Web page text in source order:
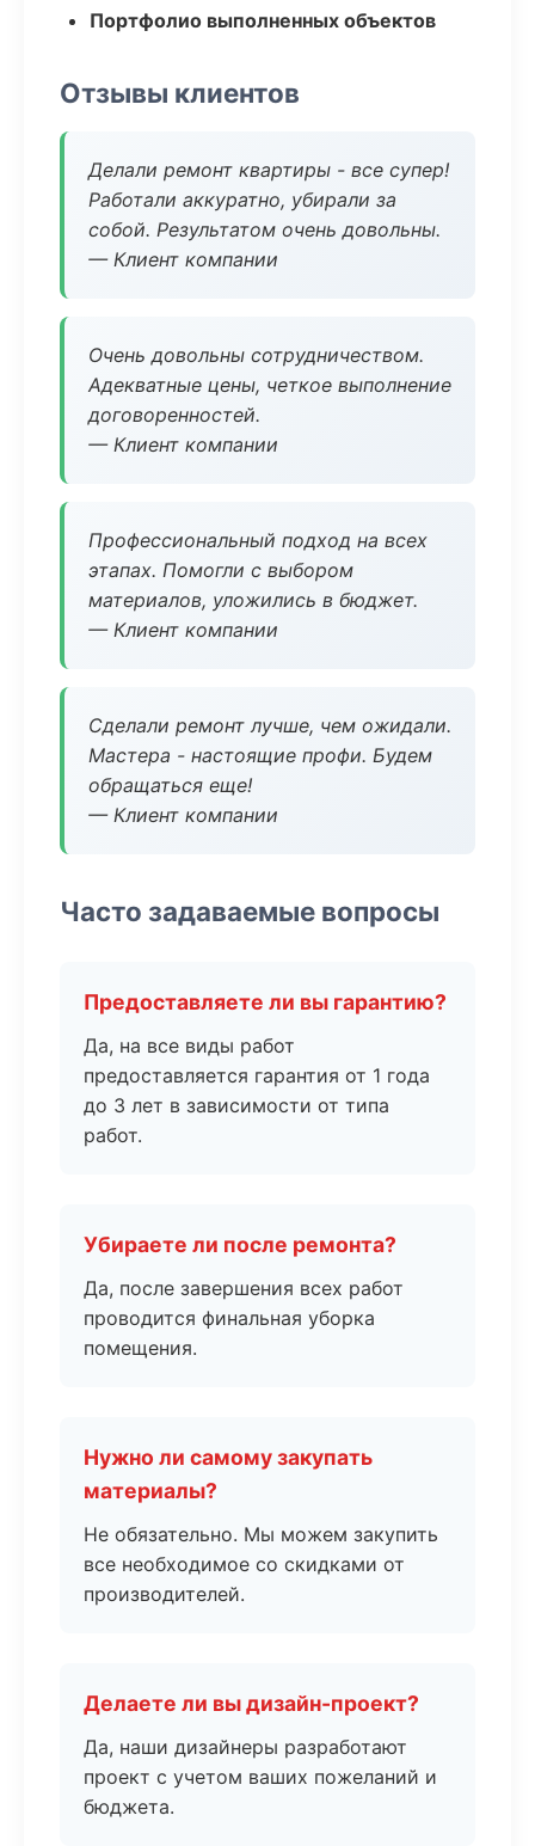
Портфолио выполненных объектов
Отзывы клиентов
Делали ремонт квартиры - все супер!
Работали аккуратно, убирали за
собой. Результатом очень довольны.
— Клиент компании
Очень довольны сотрудничеством.
Адекватные цены, четкое выполнение
договоренностей.
— Клиент компании
Профессиональный подход на всех
этапах. Помогли с выбором
материалов, уложились в бюджет.
— Клиент компании
Сделали ремонт лучше, чем ожидали.
Мастера - настоящие профи. Будем
обращаться еще!
— Клиент компании
Часто задаваемые вопросы
Предоставляете ли вы гарантию?
Да, на все виды работ
предоставляется гарантия от 1 года
до 3 лет в зависимости от типа
работ.
Убираете ли после ремонта?
Да, после завершения всех работ
проводится финальная уборка
помещения.
Нужно ли самому закупать
материалы?
Не обязательно. Мы можем закупить
все необходимое со скидками от
производителей.
Делаете ли вы дизайн-проект?
Да, наши дизайнеры разработают
проект с учетом ваших пожеланий и
бюджета.